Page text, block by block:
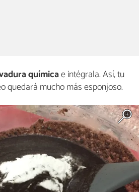
químicae intégrala. Así, tu
quedará mucho más esponjoso.